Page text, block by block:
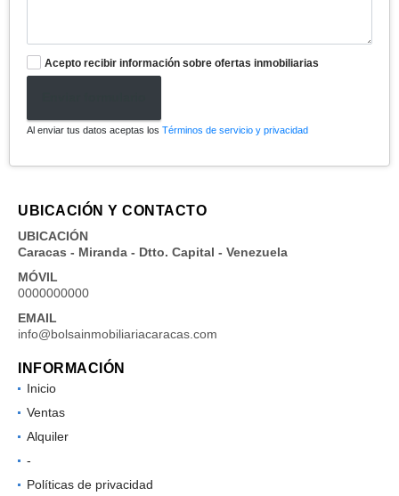
Acepto recibir información sobre ofertas inmobiliarias
Al enviar tus datos aceptas los Términos de servicio y privacidad
UBICACIÓN Y CONTACTO
UBICACIÓN
Caracas - Miranda - Dtto. Capital - Venezuela
MÓVIL
0000000000
EMAIL
info@bolsainmobiliariacaracas.com
INFORMACIÓN
Inicio
Ventas
Alquiler
-
Políticas de privacidad